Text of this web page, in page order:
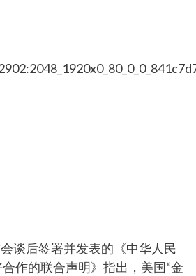
谈后签署并发表的《中华人民
作的联合声明》指出，美国“金